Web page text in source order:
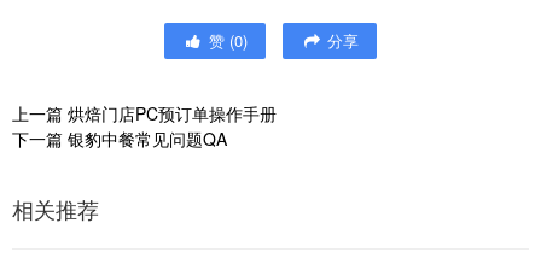
赞 (0) 分享
上一篇 烘焙门店PC预订单操作手册
下一篇 银豹中餐常见问题QA
相关推荐